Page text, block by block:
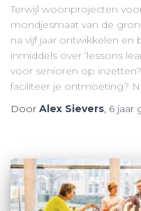
Terwijl woonprojecten
mondjesmaat van de
na vijf jaar ontwikkelen
inmiddels over ‘lessons
voor senioren op
faciliteer je ontmoeting?
Door Alex Sievers, 6 jaar